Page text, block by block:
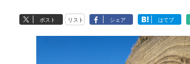
ポスト リスト シェア はてブ